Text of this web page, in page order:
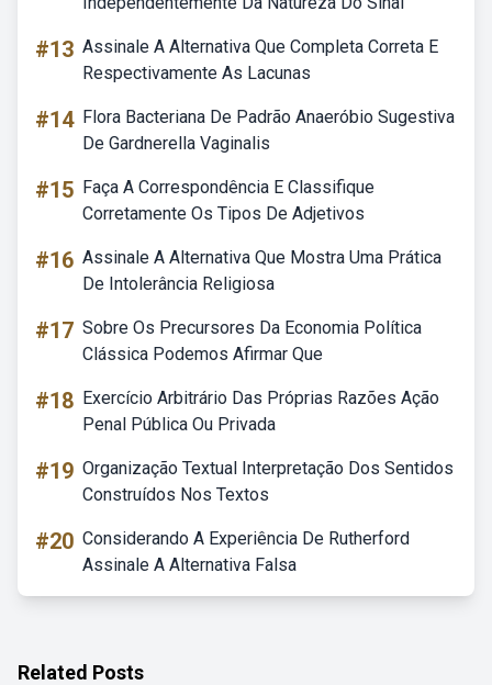
#13 Assinale A Alternativa Que Completa Correta E
Respectivamente As Lacunas
#14 Flora Bacteriana De Padrão Anaeróbio Sugestiva
De Gardnerella Vaginalis
#15 Faça A Correspondência E Classifique
Corretamente Os Tipos De Adjetivos
#16 Assinale A Alternativa Que Mostra Uma Prática
De Intolerância Religiosa
#17 Sobre Os Precursores Da Economia Política
Clássica Podemos Afirmar Que
#18 Exercício Arbitrário Das Próprias Razões Ação
Penal Pública Ou Privada
#19 Organização Textual Interpretação Dos Sentidos
Construídos Nos Textos
#20 Considerando A Experiência De Rutherford
Assinale A Alternativa Falsa
Related Posts